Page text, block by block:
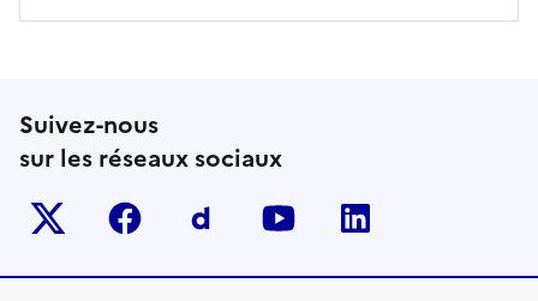
Suivez-nous
sur les réseaux sociaux
Twitter-x facebook Dailymotion
youtube